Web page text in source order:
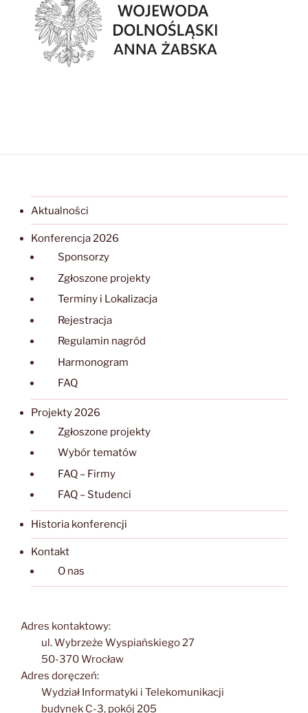
Aktualności
Konferencja 2026
Sponsorzy
Zgłoszone projekty
Terminy i Lokalizacja
Rejestracja
Regulamin nagród
Harmonogram
FAQ
Projekty 2026
Zgłoszone projekty
Wybór tematów
FAQ – Firmy
FAQ – Studenci
Historia konferencji
Kontakt
O nas
Adres kontaktowy:
ul. Wybrzeże Wyspiańskiego 27
50-370 Wrocław
Adres doręczeń:
Wydział Informatyki i Telekomunikacji
budynek C-3, pokój 205